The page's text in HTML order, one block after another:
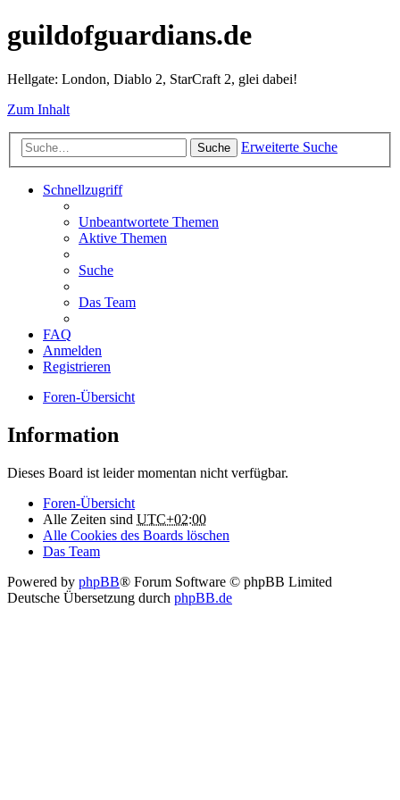
guildofguardians.de
Hellgate: London, Diablo 2, StarCraft 2, glei dabei!
Zum Inhalt
Suche Erweiterte Suche
Schnellzugriff
Unbeantwortete Themen
Aktive Themen
Suche
Das Team
FAQ
Anmelden
Registrieren
Foren-Übersicht
Information
Dieses Board ist leider momentan nicht verfügbar.
Foren-Übersicht
Alle Zeiten sind UTC+02:00
Alle Cookies des Boards löschen
Das Team
Powered by phpBB® Forum Software © phpBB Limited
Deutsche Übersetzung durch phpBB.de